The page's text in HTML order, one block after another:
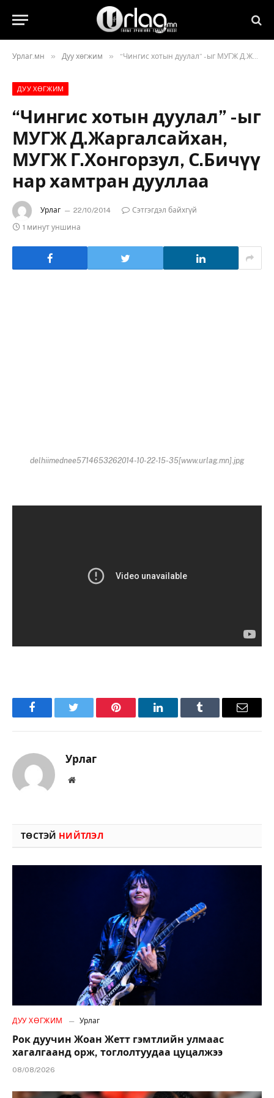
Урлаг.мн » Дуу хөгжим » “Чингис хотын дуулал” -ыг МУГЖ Д.Жаргалсайхан, МУГЖ Г.Хонгорзул, С.Бичүү нар хамтран дууллаа
ДУУ ХӨГЖИМ
“Чингис хотын дуулал” -ыг
МУГЖ Д.Жаргалсайхан,
МУГЖ Г.Хонгорзул, С.Бичүү
нар хамтран дууллаа
Урлаг 22/10/2014
Сэтгэгдэл байхгүй
1 минут уншина
delhiimednee5714653262014-10-22-15-35[www.urlag.mn].jpg
FacebookTwitter Pinterest LinkedInTumblr Имэйл
Урлаг
Вэбсайт
ТӨСТЭЙ НИЙТЛЭЛ
ДУУ ХӨГЖИМ Урлаг
Рок дуучин Жоан Жетт гэмтлийн улмаас
хагалгаанд орж, тоглолтуудаа цуцалжээ
08/08/2026